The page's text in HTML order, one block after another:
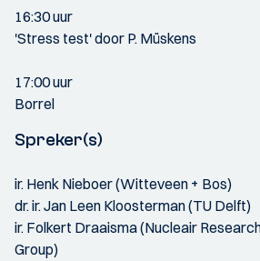
16:30 uur
'Stress test' door P. Müskens
17:00 uur
Borrel
Spreker(s)
ir. Henk Nieboer (Witteveen + Bos)
dr. ir. Jan Leen Kloosterman (TU Delft)
ir. Folkert Draaisma (Nucleair
Group)